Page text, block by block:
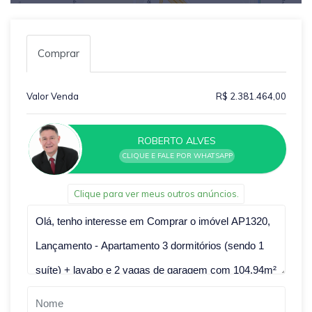
Comprar
Valor Venda R$ 2.381.464,00
ROBERTO ALVES
CLIQUE E FALE POR WHATSAPP
Clique para ver meus outros anúncios.